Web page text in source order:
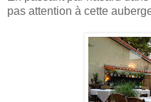
pas attention à cette